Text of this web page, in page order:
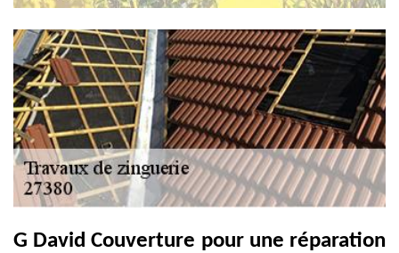
G David Couverture pour une réparation